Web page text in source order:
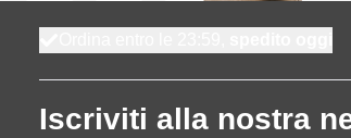
Iscriviti alla nostra